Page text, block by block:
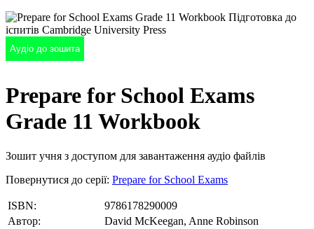
Аудіо до зошита
Prepare for School Exams
Grade 11 Workbook
Зошит учня з доступом для завантаження аудіо файлів
Повернутися до серії: Prepare for School Exams
ISBN:
9786178290009
Автор:
David McKeegan, Anne Robinson